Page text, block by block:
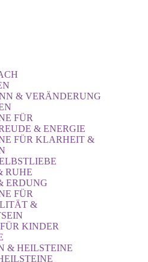
& VERÄNDERUNG
FÜR
& ENERGIE
FÜR KLARHEIT &
RUHE
ERDUNG
FÜR
&
KINDER
& HEILSTEINE